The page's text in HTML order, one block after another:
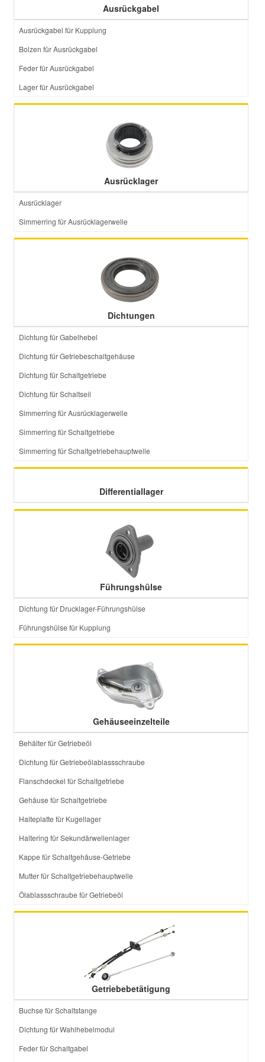
Ausrückgabel
Ausrückgabel für Kupplung
Bolzen für Ausrückgabel
Feder für Ausrückgabel
Lager für Ausrückgabel
Ausrücklager
Ausrücklager
Simmerring für Ausrücklagerwelle
Dichtungen
Dichtung für Gabelhebel
Dichtung für Getriebeschaltgehäuse
Dichtung für Schaltgetriebe
Dichtung für Schaltseil
Simmerring für Ausrücklagerwelle
Simmerring für Schaltgetriebe
Simmerring für Schaltgetriebehauptwelle
Differentiallager
Führungshülse
Dichtung für Drucklager-Führungshülse
Führungshülse für Kupplung
Gehäuseeinzelteile
Behälter für Getriebeöl
Dichtung für Getriebeölablassschraube
Flanschdeckel für Schaltgetriebe
Gehäuse für Schaltgetriebe
Halteplatte für Kugellager
Haltering für Sekundärwellenlager
Kappe für Schaltgehäuse-Getriebe
Mutter für Schaltgetriebehauptwelle
Ölablassschraube für Getriebeöl
Getriebebetätigung
Buchse für Schaltstange
Dichtung für Wahlhebelmodul
Feder für Schaltgabel
Smart Ersatzteile
Suzuki Ersatzteile
Vauxhall Ersatzteile